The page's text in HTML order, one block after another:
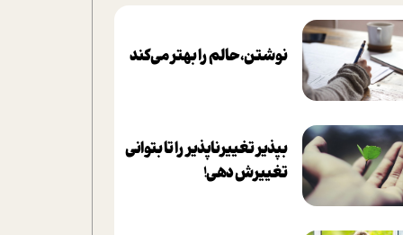
نوشتن، حالم را بهتر می‌کند
بپذير تغييرناپذير را تا بتواني
تغييرش دهي!‏